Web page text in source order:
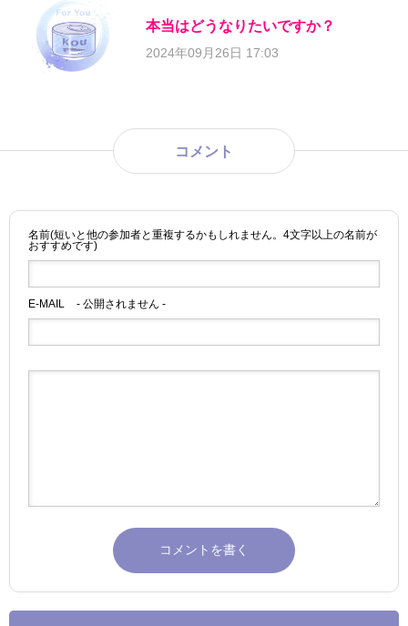
本当はどうなりたいですか？
2024年09月26日 17:03
コメント
名前(短いと他の参加者と重複するかもしれません。4文字以上の名前が
おすすめです)
E-MAIL - 公開されません -